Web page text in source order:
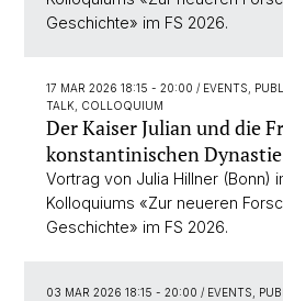
Geschichte» im FS 2026.
17 MAR 2026 18:15 - 20:00 / EVENTS,
TALK, COLLOQUIUM
Der Kaiser Julian und die
konstantinischen Dynastie
Vortrag von Julia Hillner (Bonn)
Kolloquiums «Zur neueren
Geschichte» im FS 2026.
03 MAR 2026 18:15 - 20:00 / EVENTS,